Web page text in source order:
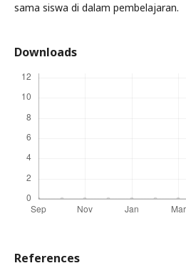
sama siswa di dalam pembelajaran.
Downloads
References